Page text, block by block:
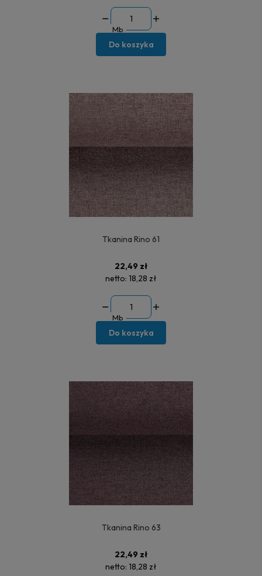
Mb
Do koszyka
Tkanina Rino 61
22,49 zł
netto: 18,28 zł
Mb
Do koszyka
Tkanina Rino 63
22,49 zł
netto: 18,28 zł